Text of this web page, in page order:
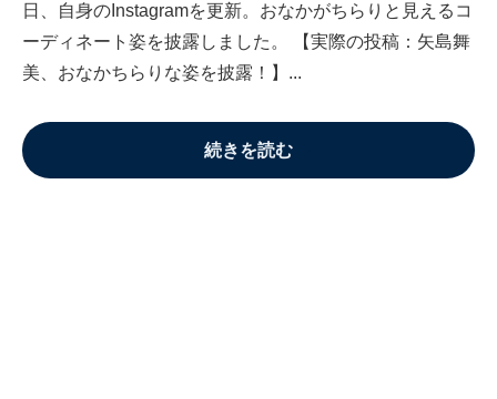
日、自身のInstagramを更新。おなかがちらりと見えるコ
ーディネート姿を披露しました。 【実際の投稿：矢島舞
美、おなかちらりな姿を披露！】...
続きを読む